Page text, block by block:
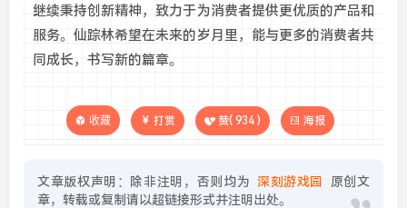
继续秉持创新精神，致力于为消费者提供更优质的产品和
服务。仙踪林希望在未来的岁月里，能与更多的消费者共
同成长，书写新的篇章。
收藏 打赏 赞( 934 ) 海报
文章版权声明：除非注明，否则均为 深刻游戏园
原创文
章，转载或复制请以超链接形式并注明出处。